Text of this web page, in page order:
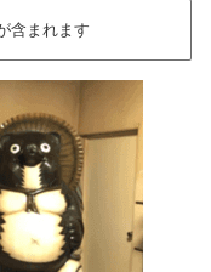
含まれます